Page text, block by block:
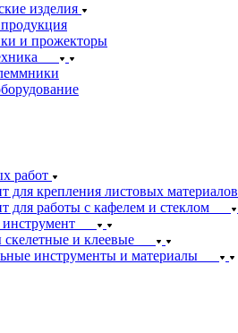
изделия
и прожекторы
работ
для крепления листовых материалов
для работы с кафелем и стеклом
и клеевые
инструменты и материалы